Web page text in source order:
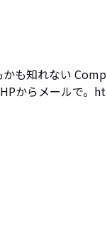
も知れない Comp
からメールで。ht